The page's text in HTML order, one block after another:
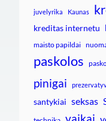
juvelyrika Kaunas
kreditas internetu
maisto papildai
paskolos
pinigai
santykiai seksas